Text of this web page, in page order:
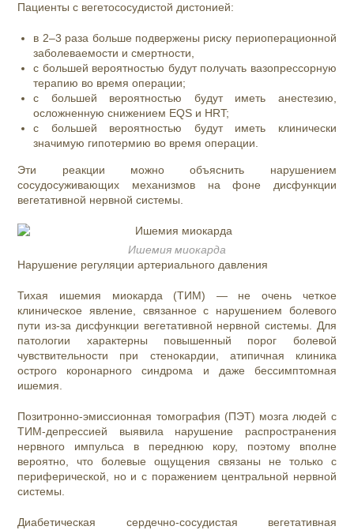
Пациенты с вегетососудистой дистонией:
в 2–3 раза больше подвержены риску периоперационной
заболеваемости и смертности,
с большей вероятностью будут получать вазопрессорную
терапию во время операции;
с большей вероятностью будут иметь анестезию,
осложненную снижением EQS и HRT;
с большей вероятностью будут иметь клинически
значимую гипотермию во время операции.
Эти реакции можно объяснить нарушением
сосудосуживающих механизмов на фоне дисфункции
вегетативной нервной системы.
Ишемия миокарда
Нарушение регуляции артериального давления
Тихая ишемия миокарда (ТИМ) — не очень четкое
клиническое явление, связанное с нарушением болевого
пути из-за дисфункции вегетативной нервной системы. Для
патологии характерны повышенный порог болевой
чувствительности при стенокардии, атипичная клиника
острого коронарного синдрома и даже бессимптомная
ишемия.
Позитронно-эмиссионная томография (ПЭТ) мозга людей с
ТИМ-депрессией выявила нарушение распространения
нервного импульса в переднюю кору, поэтому вполне
вероятно, что болевые ощущения связаны не только с
периферической, но и с поражением центральной нервной
системы.
Диабетическая сердечно-сосудистая вегетативная